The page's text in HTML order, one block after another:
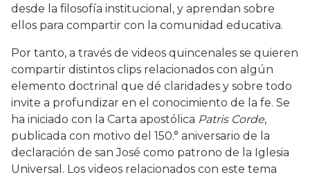
desde la filosofía institucional, y aprendan sobre
ellos para compartir con la comunidad educativa.
Por tanto, a través de videos quincenales se quieren
compartir distintos clips relacionados con algún
elemento doctrinal que dé claridades y sobre todo
invite a profundizar en el conocimiento de la fe. Se
ha iniciado con la Carta apostólica Patris Corde,
publicada con motivo del 150.° aniversario de la
declaración de san José como patrono de la Iglesia
Universal. Los videos relacionados con este tema